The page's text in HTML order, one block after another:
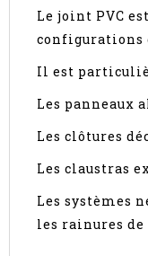
Le joint PVC
configurations
Il est
Les panneaux
Les clôtures
Les claustras
Les systèmes
les rainures de